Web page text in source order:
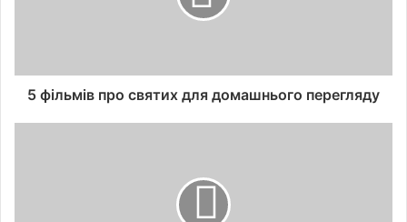
5 фільмів про святих для домашнього перегляду